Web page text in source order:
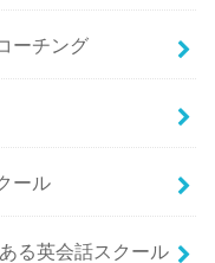
ーチング
ール
る英会話スクール